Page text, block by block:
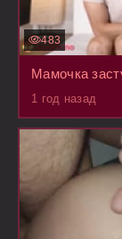
1 год назад
483